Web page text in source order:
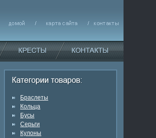
Браслеты
Кольца
Бусы
Серьги
Кулоны